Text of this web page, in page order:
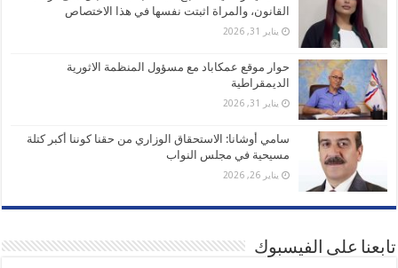
القانون، والمراة اثبتت نفسها في هذا الاختصاص
يناير 31, 2026
حوار موقع عمكاباد مع مسؤول المنظمة الاثورية
الديمقراطية
يناير 31, 2026
سامي أوشانا: الاستحقاق الوزاري من حقنا كوننا أكبر كتلة
مسيحية في مجلس النواب
يناير 26, 2026
تابعنا على الفيسبوك